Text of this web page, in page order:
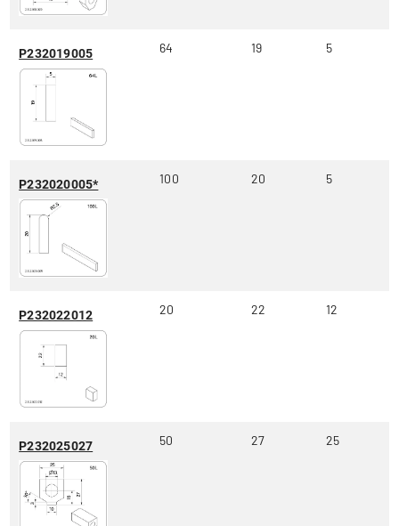
P232019005 64 19 5
P232020005* 100 20 5
P232022012 20 22 12
P232025027 50 27 25